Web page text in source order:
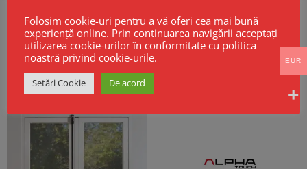
Broască electrică CISA Mito Sensor
Fail Safe
256,00€ Fara TVA
Cortine Rezistente la Foc EI60 –
Model GSF KPR EI
Folosim cookie-uri pentru a vă oferi cea mai bună
experiență online. Prin continuarea navigării acceptați
utilizarea cookie-urilor în conformitate cu politica
noastră privind cookie-urile.
Setări Cookie De acord
EUR